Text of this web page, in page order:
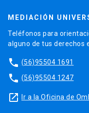
MEDIACIÓN
Teléfonos para
alguno de tus derechos
phone (56)95504 1691
phone (56)95504 1247
launch Ir a la Oficina de